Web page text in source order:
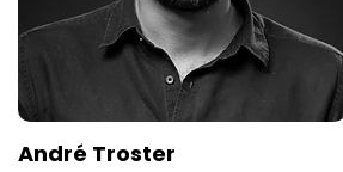
André Troster